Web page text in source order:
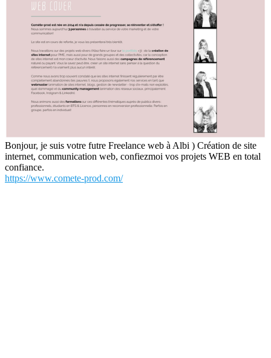
Bonjour, je suis votre futre Freelance web à Albi ) Création de site
internet, communication web, confiezmoi vos projets WEB en total
confiance.
https://www.comete-prod.com/